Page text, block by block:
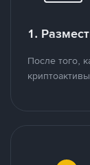
1.
После того,